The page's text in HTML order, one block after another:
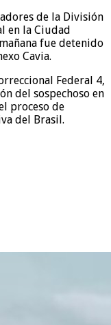
de la División
en la Ciudad
fue detenido
Cavia.
Federal 4,
del sospechoso en
proceso de
del Brasil.